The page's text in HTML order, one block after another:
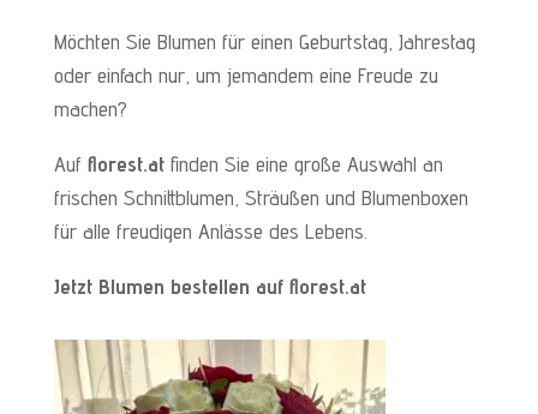
Möchten Sie Blumen für einen Geburtstag, Jahrestag
oder einfach nur, um jemandem eine Freude zu
machen?
Auf florest.atfinden Sie eine große Auswahl an
frischen Schnittblumen, Sträußen und Blumenboxen
für alle freudigen Anlässe des Lebens.
Jetzt Blumen bestellen auf florest.at